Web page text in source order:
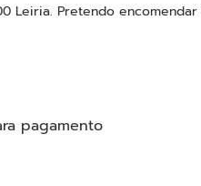
Leiria. Pretendo encomendar
pagamento